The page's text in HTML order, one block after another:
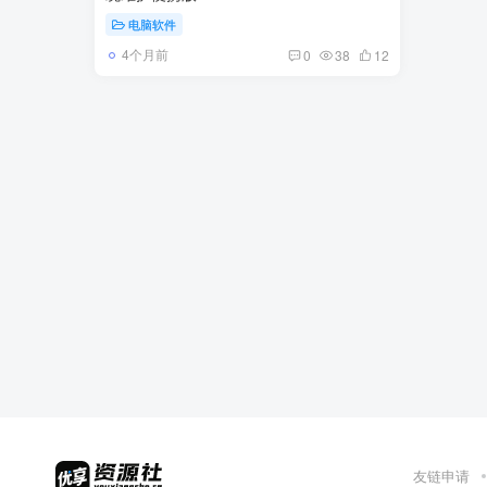
电脑软件
4个月前 0 38 12
友链申请